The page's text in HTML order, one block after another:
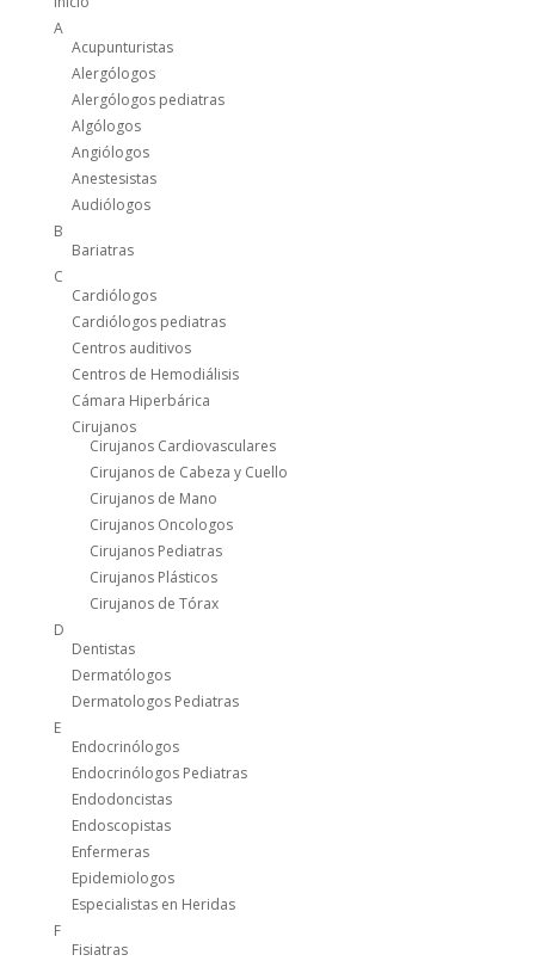
A
Acupunturistas
Alergólogos
Alergólogos pediatras
Algólogos
Angiólogos
Anestesistas
Audiólogos
B
Bariatras
C
Cardiólogos
Cardiólogos pediatras
Centros auditivos
Centros de Hemodiálisis
Cámara Hiperbárica
Cirujanos
Cirujanos Cardiovasculares
Cirujanos de Cabeza y Cuello
Cirujanos de Mano
Cirujanos Oncologos
Cirujanos Pediatras
Cirujanos Plásticos
Cirujanos de Tórax
D
Dentistas
Dermatólogos
Dermatologos Pediatras
E
Endocrinólogos
Endocrinólogos Pediatras
Endodoncistas
Endoscopistas
Enfermeras
Epidemiologos
Especialistas en Heridas
F
Fisiatras